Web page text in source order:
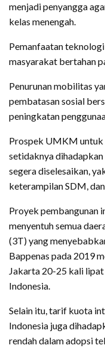
menjadi penyangga
kelas menengah.
Pemanfaatan
masyarakat bertahan
Penurunan mobilitas
pembatasan sosial
peningkatan
Prospek UMKM
setidaknya
segera diselesaikan,
keterampilan SDM,
Proyek pembangunan
menyentuh semua
(3T) yang
Bappenas pada 2019
Jakarta 20-25 kali
Indonesia.
Selain itu, tarif kuota
Indonesia juga
rendah dalam adopsi